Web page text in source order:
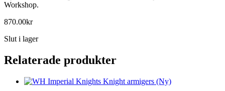
Workshop.
870.00kr
Slut i lager
Relaterade produkter